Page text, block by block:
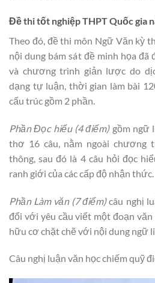
Đề thi tốt nghiệp THPT Quốc gia
Theo đó, đề thi môn Ngữ Văn kỳ
nội dung bám sát đề minh họa
và chương trình giản lược do
dạng tự luận, thời gian làm bài
cấu trúc gồm 2 phần.
Phần Đọc hiểu (4 điểm)gồm ngữ
thơ 16 câu, nằm ngoài chương
thông, sau đó là 4 câu hỏi đọc
ranh giới của các cấp độ nhận thức.
Phần Làm văn (7 điểm)câu nghị
đổi với yêu cầu viết một đoạn văn
hữu cơ chặt chẽ với nội dung ngữ
Câu nghị luận văn học chiếm quỹ